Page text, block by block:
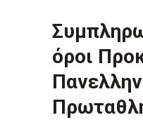
όροι